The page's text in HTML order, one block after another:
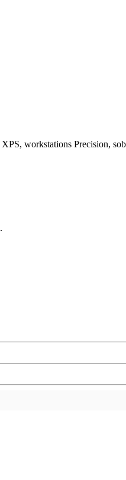
workstations Precision,